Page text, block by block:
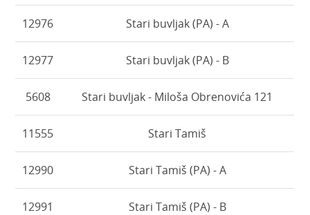
12976 Stari buvljak (PA) - A
12977 Stari buvljak (PA) - B
5608 Stari buvljak - Miloša Obrenovića 121
11555 Stari Tamiš
12990 Stari Tamiš (PA) - A
12991 Stari Tamiš (PA) - B